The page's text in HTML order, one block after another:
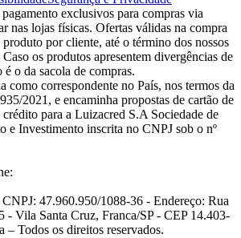
exclusivos para compras via
nas lojas físicas. Ofertas válidas na compra
produto por cliente, até o término dos nossos
os produtos apresentem divergências de
o da sacola de compras.
como correspondente no País, nos termos da
2021, e encaminha propostas de cartão de
crédito para a Luizacred S.A Sociedade de
e Investimento inscrita no CNPJ sob o nº
47.960.950/1088-36 - Endereço: Rua
Vila Santa Cruz, Franca/SP - CEP 14.403-
Todos os direitos reservados.